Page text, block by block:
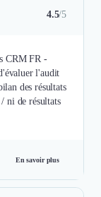
4.5/5
CRM FR -
l'audit
des résultats
ni de résultats
En savoir plus